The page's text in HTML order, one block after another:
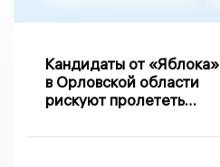
Кандидаты от «Яблока»
в Орловской области
рискуют пролететь